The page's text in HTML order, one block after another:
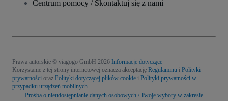
Centrum pomocy / Skontaktuj się z nami
Prawa autorskie © viagogo GmbH 2026 Informacje dotyczące
Korzystanie z tej strony internetowej oznacza akceptację Regulaminu i Polityki
prywatności oraz Polityki dotyczącej plików cookie i Polityki prywatności w
przypadku urządzeń mobilnych
Prośba o nieudostępnianie danych osobowych / Twoje wybory w zakresie